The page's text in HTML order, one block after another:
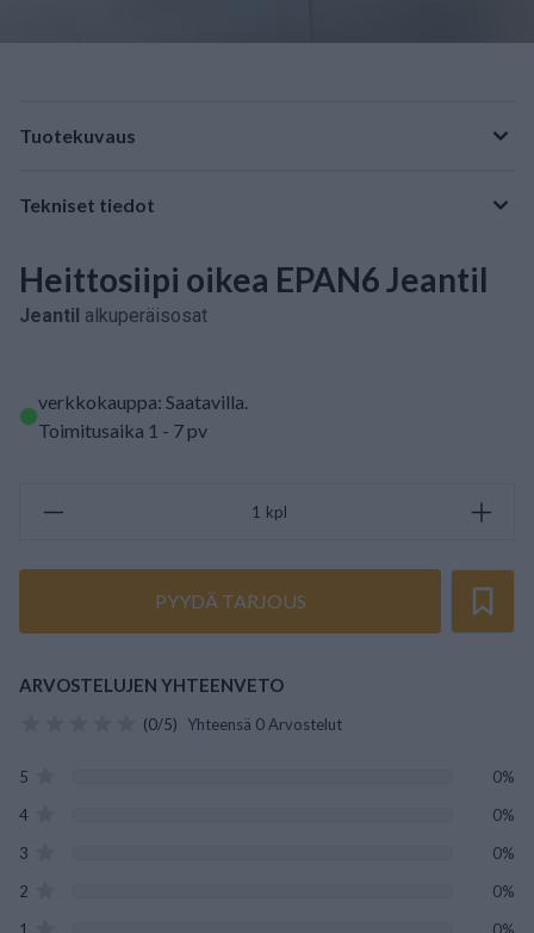
Tuotekuvaus
Tekniset tiedot
Heittosiipi oikea EPAN6 Jeantil
Jeantil alkuperäisosat
verkkokauppa: Saatavilla.
Toimitusaika 1 - 7 pv
kpl
PYYDÄ TARJOUS
ARVOSTELUJEN YHTEENVETO
(0/5) Yhteensä 0 Arvostelut
5
0%
4
0%
3
0%
2
0%